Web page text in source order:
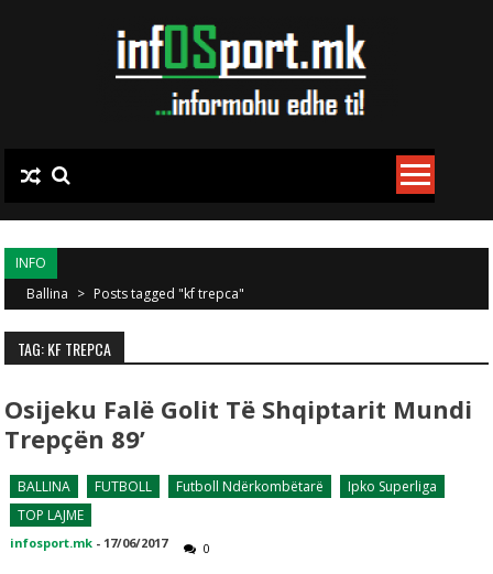
INFO
Ballina > Posts tagged "kf trepca"
TAG: KF TREPCA
Osijeku Falë Golit Të Shqiptarit Mundi
Trepçën 89’
BALLINA FUTBOLL Futboll Ndërkombëtarë
Ipko Superliga
TOP LAJME
infosport.mk - 17/06/2017 0